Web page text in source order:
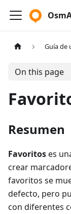
Guía de
On this page
Resumen
Favoritoses
crear
favoritos se
defecto, pero
con diferentes